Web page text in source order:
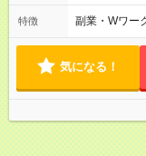
特徴 副業・Wワー
気になる！